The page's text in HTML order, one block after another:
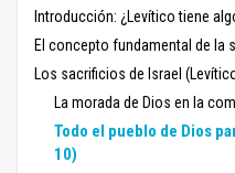
Introducción: ¿Levítico tiene
El concepto fundamental de la
Los sacrificios de Israel
La morada de Dios en la
Todo el pueblo de Dios
10)